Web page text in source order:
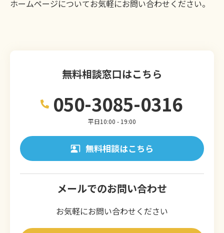
ホームページについてお気軽にお問い合わせください。
無料相談窓口はこちら
050-3085-0316
平日10:00 - 19:00
無料相談はこちら
メールでのお問い合わせ
お気軽にお問い合わせください